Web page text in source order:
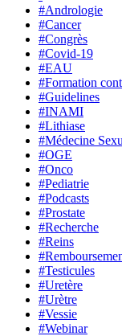
#Andrologie
#Cancer
#Congrès
#Covid-19
#EAU
#Formation
#Guidelines
#INAMI
#Lithiase
#Médecine
#OGE
#Onco
#Pediatrie
#Podcasts
#Prostate
#Recherche
#Reins
#Testicules
#Uretère
#Urètre
#Vessie
#Webinar